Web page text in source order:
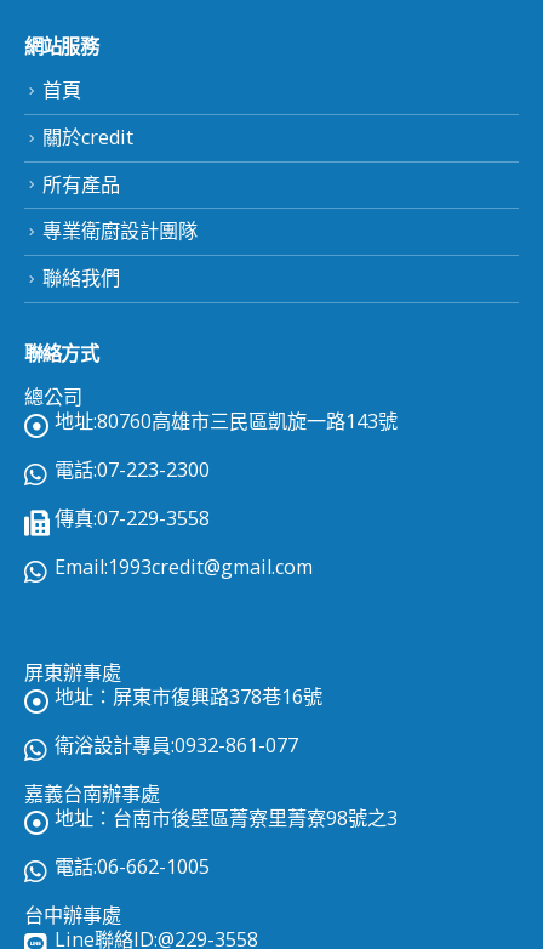
網站服務
首頁
關於credit
所有產品
專業衛廚設計團隊
聯絡我們
聯絡方式
總公司
地址:80760高雄市三民區凱旋一路143號
電話:07-223-2300
傳真:07-229-3558
Email:1993credit@gmail.com
屏東辦事處
地址：屏東市復興路378巷16號
衛浴設計專員:0932-861-077
嘉義台南辦事處
地址：台南市後壁區菁寮里菁寮98號之3
電話:06-662-1005
台中辦事處
Line聯絡ID:@229-3558